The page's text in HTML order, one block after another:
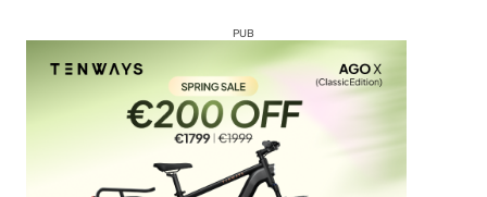
PUB